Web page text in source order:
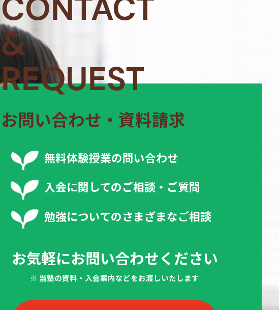
CONTACT
&
REQUEST
お問い合わせ・資料請求
無料体験授業の問い合わせ
入会に関してのご相談・ご質問
勉強についてのさまざまなご相談
お気軽にお問い合わせください
※ 当塾の資料・入会案内などをお渡しいたします